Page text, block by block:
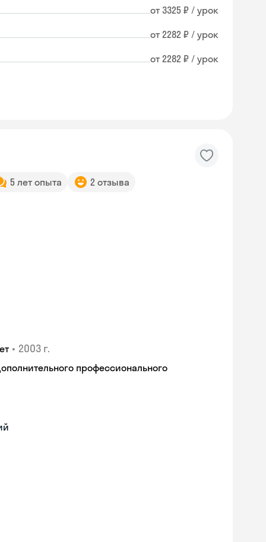
от 3325 ₽ / урок
от 2282 ₽ / урок
от 2282 ₽ / урок
5 лет опыта 2 отзыва
• 2003 г.
профессионального